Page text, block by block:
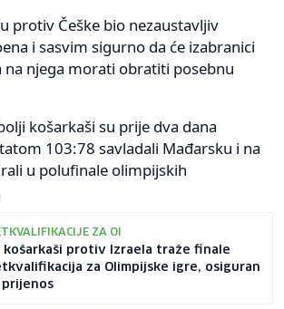
protiv Češke bio nezaustavljiv
i sasvim sigurno da će izabranici
na njega morati obratiti posebnu
košarkaši su prije dva dana
103:78 savladali Mađarsku i na
u polufinale olimpijskih
ZA OI
košarkaši protiv Izraela traže finale
za Olimpijske igre, osiguran
prijenos